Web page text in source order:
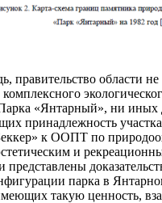
правительство области не
«Янтарный», ни иных
принадлежность
к ООПТ по
и
парка в
такую ценность,